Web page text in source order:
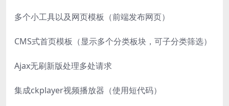
多个小工具以及网页模板（前端发布网页）
CMS式首页模板（显示多个分类板块，可子分类筛选）
Ajax无刷新版处理多处请求
集成ckplayer视频播放器（使用短代码）